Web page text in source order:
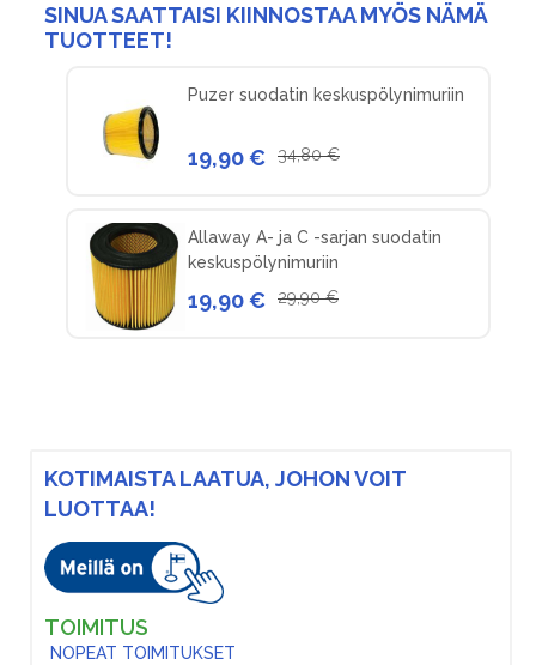
KOTIMAISTA LAATUA, JOHON VOIT
LUOTTAA!
TOIMITUS
NOPEAT TOIMITUKSET
SINUA SAATTAISI KIINNOSTAA MYÖS NÄMÄ
TUOTTEET!
Puzer suodatin keskuspölynimuriin
19,90 € 34,80 €
Allaway A- ja C -sarjan suodatin
keskuspölynimuriin
19,90 € 29,90 €